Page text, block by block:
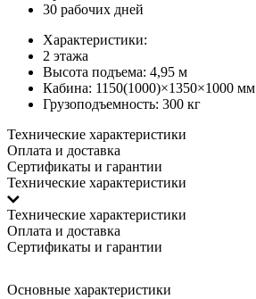
30 рабочих дней
Характеристики:
2 этажа
Высота подъема: 4,95 м
Кабина: 1150(1000)×1350×1000 мм
Грузоподъемность: 300 кг
Технические характеристики
Оплата и доставка
Сертификаты и гарантии
Технические характеристики
Технические характеристики
Оплата и доставка
Сертификаты и гарантии
Основные характеристики